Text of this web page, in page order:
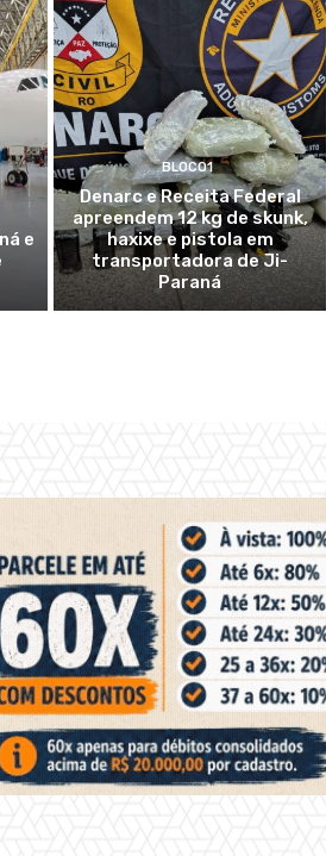
e
BLOCO1
Denarc e Receita Federal
apreendem 12 kg de skunk,
haxixe e pistola em
transportadora de Ji-
Paraná